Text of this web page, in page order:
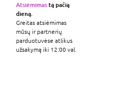
Atsiėmimastą pačią
dieną.
Greitas atsiėmimas
mūsų ir partnerių
parduotuvėse atlikus
užsakymą iki 12:00 val.